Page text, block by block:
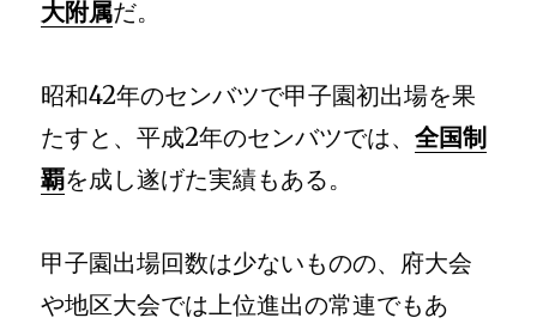
大附属だ。
昭和42年のセンバツで甲子園初出場を果
たすと、平成2年のセンバツでは、全国制
覇を成し遂げた実績もある。
甲子園出場回数は少ないものの、府大会
や地区大会では上位進出の常連でもあ